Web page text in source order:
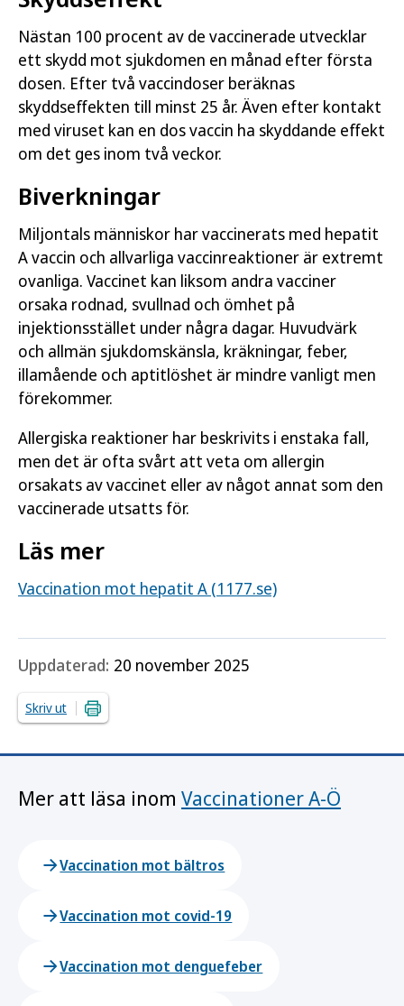
Nästan 100 procent av de vaccinerade utvecklar
ett skydd mot sjukdomen en månad efter första
dosen. Efter två vaccindoser beräknas
skyddseffekten till minst 25 år. Även efter kontakt
med viruset kan en dos vaccin ha skyddande effekt
om det ges inom två veckor.
Biverkningar
Miljontals människor har vaccinerats med hepatit
A vaccin och allvarliga vaccinreaktioner är extremt
ovanliga. Vaccinet kan liksom andra vacciner
orsaka rodnad, svullnad och ömhet på
injektionsstället under några dagar. Huvudvärk
och allmän sjukdomskänsla, kräkningar, feber,
illamående och aptitlöshet är mindre vanligt men
förekommer.
Allergiska reaktioner har beskrivits i enstaka fall,
men det är ofta svårt att veta om allergin
orsakats av vaccinet eller av något annat som den
vaccinerade utsatts för.
Läs mer
Vaccination mot hepatit A (1177.se)
Uppdaterad: 20 november 2025
Skriv ut
Mer att läsa inom Vaccinationer A-Ö
Vaccination mot bältros
Vaccination mot covid-19
Vaccination mot denguefeber